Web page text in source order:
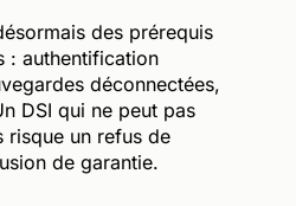
des prérequis
: authentification
déconnectées,
DSI qui ne peut pas
risque un refus de
de garantie.